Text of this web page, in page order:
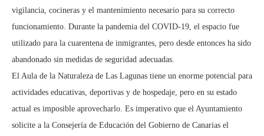
vigilancia, cocineras y el mantenimiento necesario para su correcto
funcionamiento. Durante la pandemia del COVID-19, el espacio fue
utilizado para la cuarentena de inmigrantes, pero desde entonces ha sido
abandonado sin medidas de seguridad adecuadas.
El Aula de la Naturaleza de Las Lagunas tiene un enorme potencial para
actividades educativas, deportivas y de hospedaje, pero en su estado
actual es imposible aprovecharlo. Es imperativo que el Ayuntamiento
solicite a la Consejería de Educación del Gobierno de Canarias el